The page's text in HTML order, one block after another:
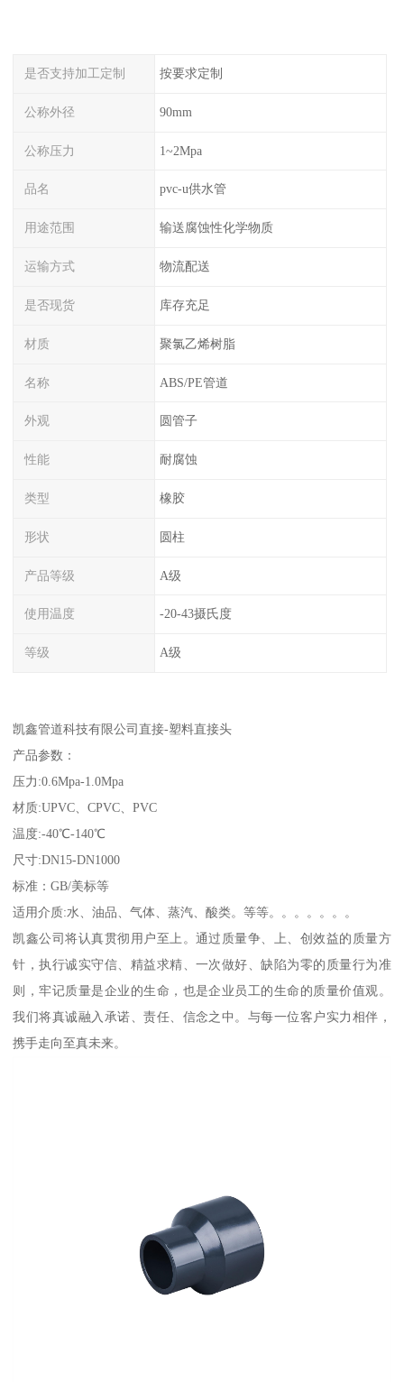
是否支持加工定制 按要求定制
公称外径 90mm
公称压力 1~2Mpa
品名 pvc-u供水管
用途范围 输送腐蚀性化学物质
运输方式 物流配送
是否现货 库存充足
材质 聚氯乙烯树脂
名称 ABS/PE管道
外观 圆管子
性能 耐腐蚀
类型 橡胶
形状 圆柱
产品等级 A级
使用温度 -20-43摄氏度
等级 A级
凯鑫管道科技有限公司直接-塑料直接头
产品参数：
压力:0.6Mpa-1.0Mpa
材质:UPVC、CPVC、PVC
温度:-40℃-140℃
尺寸:DN15-DN1000
标准：GB/美标等
适用介质:水、油品、气体、蒸汽、酸类。等等。。。。。。。
凯鑫公司将认真贯彻用户至上。通过质量争、上、创效益的质量方
针，执行诚实守信、精益求精、一次做好、缺陷为零的质量行为准
则，牢记质量是企业的生命，也是企业员工的生命的质量价值观。
我们将真诚融入承诺、责任、信念之中。与每一位客户实力相伴，
携手走向至真未来。